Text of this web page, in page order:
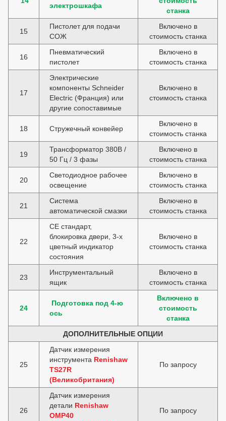
электрошкафа
станка
15
Пистолет для подачи
СОЖ
Включено в
стоимость станка
16
Пневматический
пистолет
Включено в
стоимость станка
17
Электрические
компоненты Schneider
Electric (Франция) или
другие сопоставимые
Включено в
стоимость станка
18 Стружечный конвейер
Включено в
стоимость станка
19
Трансформатор 380В /
50 Гц / 3 фазы
Включено в
стоимость станка
20
Светодиодное рабочее
освещение
Включено в
стоимость станка
21
Система
автоматической смазки
Включено в
стоимость станка
22
СЕ стандарт,
блокировка двери, 3-х
цветный индикатор
состояния
Включено в
стоимость станка
23
Инструментальный
ящик
Включено в
стоимость станка
24
Подготовка под 4-ю
ось
Включено в
стоимость
станка
ДОПОЛНИТЕЛЬНЫЕ ОПЦИИ
25
Датчик измерения
инструмента Renishaw
TS27R
(Великобритания)
По запросу
26
Датчик измерения
детали Renishaw
OMP40
По запросу